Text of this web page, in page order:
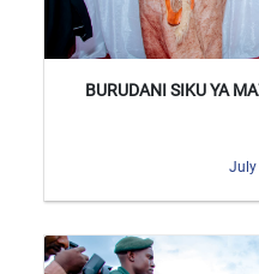
BURUDANI SIKU YA
July